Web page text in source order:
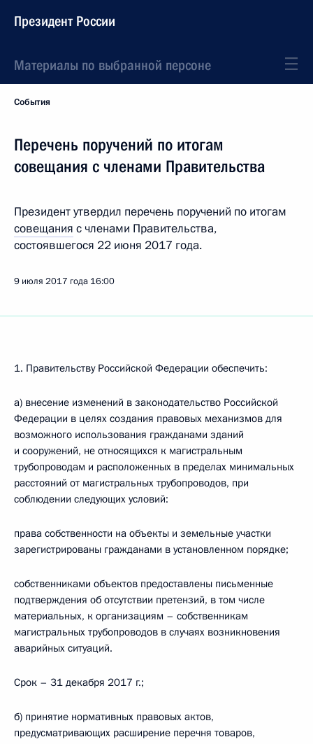
Президент России
Материалы по выбранной персоне
События
Перечень поручений по итогам
совещания с членами Правительства
Президент утвердил перечень поручений по итогам
совещания с членами Правительства,
состоявшегося 22 июня 2017 года.
9 июля 2017 года 16:00
1. Правительству Российской Федерации обеспечить:
а) внесение изменений в законодательство Российской
Федерации в целях создания правовых механизмов для
возможного использования гражданами зданий
и сооружений, не относящихся к магистральным
трубопроводам и расположенных в пределах минимальных
расстояний от магистральных трубопроводов, при
соблюдении следующих условий:
права собственности на объекты и земельные участки
зарегистрированы гражданами в установленном порядке;
собственниками объектов предоставлены письменные
подтверждения об отсутствии претензий, в том числе
материальных, к организациям – собственникам
магистральных трубопроводов в случаях возникновения
аварийных ситуаций.
Срок – 31 декабря 2017 г.;
б) принятие нормативных правовых актов,
предусматривающих расширение перечня товаров,